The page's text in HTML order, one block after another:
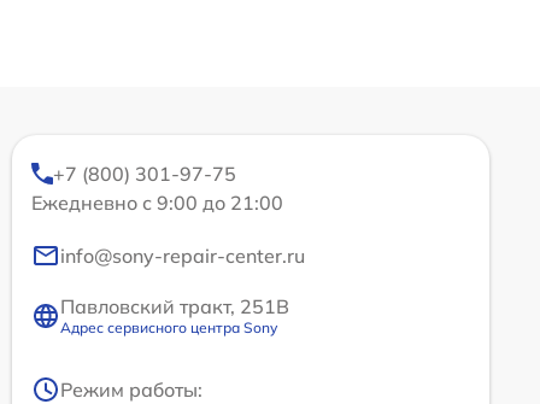
+7 (800) 301-97-75
Ежедневно с 9:00 до 21:00
info@sony-repair-center.ru
Павловский тракт, 251В
Адрес сервисного центра Sony
Режим работы: